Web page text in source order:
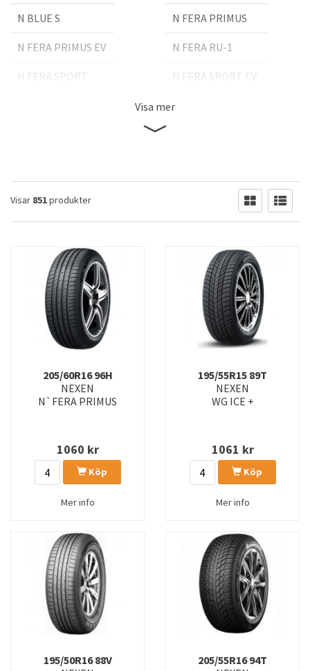
N BLUE S N FERA PRIMUS
N FERA PRIMUS EV N FERA RU-1
N FERA SPORT N FERA SPORT EV
N`FERA PRIMUS N`FERA RU1
N`FERA SPORT N`FERA SU1
N-BLUE HD PLUS N'BLUE HD PLUS
NBLUE 4 SEAS. 2 NBLUE 4 SEASON
NBLUE 4 SEASON VAN NBLUE 4SEASON 2
NBLUEHDPL
NFERA SPORT (SU2) NFERA SPORT EV
NFERA SPORT SUV NFERASU1
NFSPORT NPRIZ RH7
ROADHTXRH5 ROADIAN AT
ROADIAN AT 4X4 ROADIAN CT8
ROADIAN HTX RH5 ROADIAN HTX RH5 (SUV)
WG ICE +
Visa mer
Visar 851produkter
205/60R16 96H
NEXEN
N`FERA PRIMUS
1060 kr
Köp
Mer info
195/55R15 89T
NEXEN
WG ICE +
1061 kr
Köp
Mer info
195/50R16 88V
205/55R16 94T